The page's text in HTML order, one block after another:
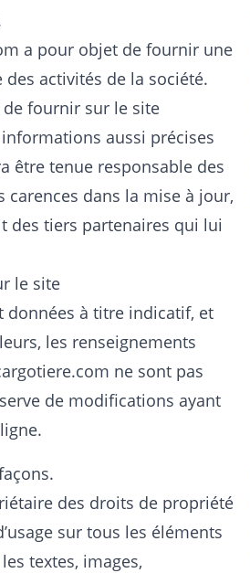
a pour objet de fournir une
activités de la société.
de fournir sur le site
aussi précises
être tenue responsable des
dans la mise à jour,
des tiers partenaires qui lui
le site
données à titre indicatif, et
les renseignements
ne sont pas
de modifications ayant
des droits de propriété
sur tous les éléments
textes, images,